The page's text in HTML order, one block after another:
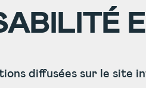
diffusées sur le site